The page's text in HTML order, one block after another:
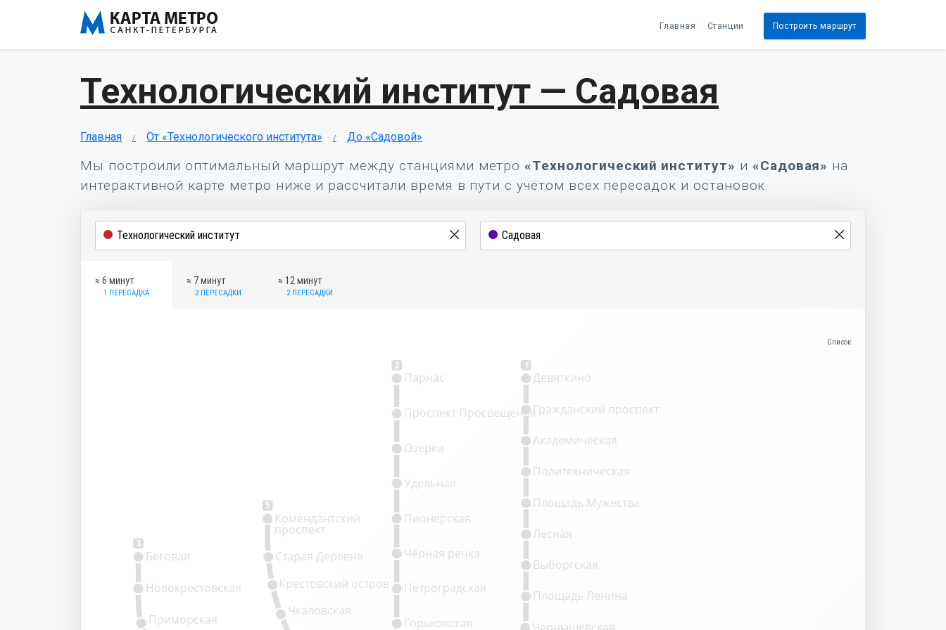
Главная Станции Построить маршрут
Технологический институт — Садовая
Главная От «Технологического института» До «Садовой»
Мы построили оптимальный маршрут между станциями метро«Технологический институт» и «Садовая» на
интерактивной карте метро ниже и рассчитали время в пути с учётом всех пересадок и остановок.
≈ 6 минут
1 ПЕРЕСАДКА
≈ 7 минут
2 ПЕРЕСАДКИ
≈ 12 минут
2 ПЕРЕСАДКИ
3
5
2 1
Приморская
Чкаловская
Крестовский остров
Старая Деревня
Комендантский
проспект
Горьковская
Петроградская
Чёрная речка
Пионерская
Удельная
Озерки
Проспект Просвещения
Парнас
Чернышевская
Площадь Ленина
Выборгская
Лесная
Площадь Мужества
Политехническая
Академическая
Гражданский проспект
Девяткино
Новокрестовская
Беговая